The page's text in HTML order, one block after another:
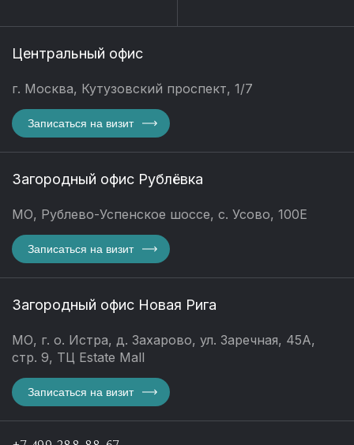
Центральный офис
г. Москва, Кутузовский проспект, 1/7
Записаться на визит
Загородный офис Рублёвка
МО, Рублево-Успенское шоссе, с. Усово, 100Е
Записаться на визит
Загородный офис Новая Рига
МО, г. о. Истра, д. Захарово, ул. Заречная, 45А,
стр. 9, ТЦ Estate Mall
Записаться на визит